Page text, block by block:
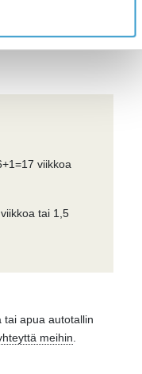
vie noin viikon.
viikkoa
tai 1,5
tai apua autotallin
meihin